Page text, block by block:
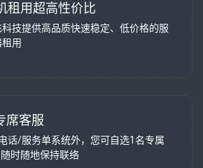
租用超高性价比
技提供高品质快速稳定、低价格的服
用
席客服
话/服务单系统外，您可自选1名专属
时随地保持联络